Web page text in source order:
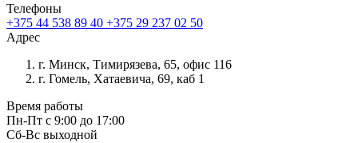
Телефоны
+375 44 538 89 40 +375 29 237 02 50
Адрес
г. Минск, Тимирязева, 65, офис 116
г. Гомель, Хатаевича, 69, каб 1
Время работы
Пн-Пт с 9:00 до 17:00
Сб-Вс выходной